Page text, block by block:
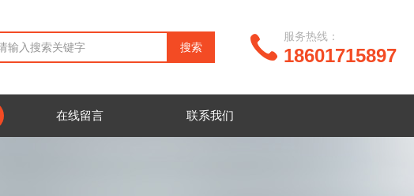
18601715897
服务热线：
在线留言 联系我们